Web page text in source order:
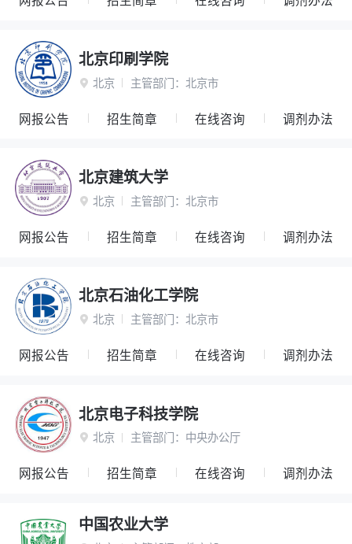
北京印刷学院
 北京 主管部门： 北京市
网报公告 招生简章 在线咨询 调剂办法
北京建筑大学
 北京 主管部门： 北京市
网报公告 招生简章 在线咨询 调剂办法
北京石油化工学院
 北京 主管部门： 北京市
网报公告 招生简章 在线咨询 调剂办法
北京电子科技学院
 北京 主管部门： 中央办公厅
网报公告 招生简章 在线咨询 调剂办法
中国农业大学